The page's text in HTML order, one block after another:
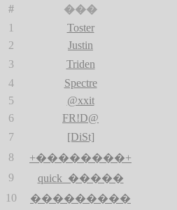
#
���
1
Toster
2
Justin
3
Triden
4
Spectre
5
@xxit
6
FR!D@
7
[DiSt]
8
+��������+
9
quick_�����
10
���������